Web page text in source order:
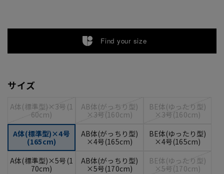
Find your size
サイズ
A体(標準型)×3号(1
60cm)
AB体(がっちり型)
×3号(160cm)
BE体(ゆったり型)
×3号(160cm)
A体(標準型)×4号
(165cm)
AB体(がっちり型)
×4号(165cm)
BE体(ゆったり型)
×4号(165cm)
A体(標準型)×5号(1
70cm)
AB体(がっちり型)
×5号(170cm)
BE体(ゆったり型)
×5号(170cm)